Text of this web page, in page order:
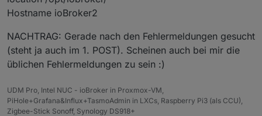
Hostname ioBroker2
NACHTRAG: Gerade nach den Fehlermeldungen gesucht
(steht ja auch im 1. POST). Scheinen auch bei mir die
üblichen Fehlermeldungen zu sein :)
UDM Pro, Intel NUC - ioBroker in Proxmox-VM,
PiHole+Grafana&Influx+TasmoAdmin in LXCs, Raspberry Pi3 (als CCU),
Zigbee-Stick Sonoff, Synology DS918+